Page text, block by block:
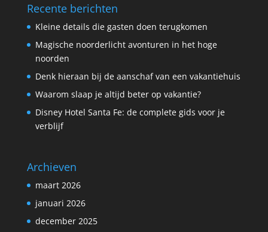
Recente berichten
Kleine details die gasten doen terugkomen
Magische noorderlicht avonturen in het hoge
noorden
Denk hieraan bij de aanschaf van een vakantiehuis
Waarom slaap je altijd beter op vakantie?
Disney Hotel Santa Fe: de complete gids voor je
verblijf
Archieven
maart 2026
januari 2026
december 2025